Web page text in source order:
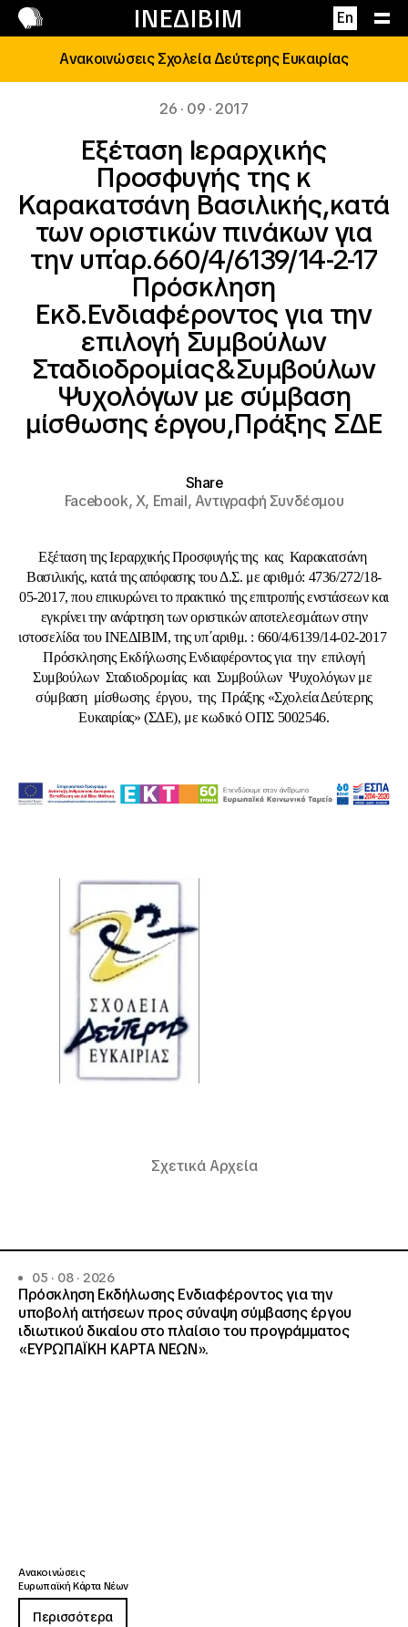
ΙΝΕΔΙΒΙΜ En
Επικοινωνία
Ανακοινώσεις Σχολεία Δεύτερης Ευκαιρίας
26 · 09 · 2017
Εξέταση Ιεραρχικής
Προσφυγής της κ
Καρακατσάνη Βασιλικής,κατά
των οριστικών πινάκων για
την υπ΄αρ.660/4/6139/14-2-17
Πρόσκληση
Εκδ.Ενδιαφέροντος για την
επιλογή Συμβούλων
Σταδιοδρομίας&Συμβούλων
Ψυχολόγων με σύμβαση
μίσθωσης έργου,Πράξης ΣΔΕ
Share
Facebook,X, Email,Αντιγραφή Συνδέσμου
Εξέταση της Ιεραρχικής Προσφυγής της κας Καρακατσάνη
Βασιλικής, κατά της απόφασης του Δ.Σ. με αριθμό: 4736/272/18-
05-2017, που επικυρώνει το πρακτικό της επιτροπής ενστάσεων και
εγκρίνει την ανάρτηση των οριστικών αποτελεσμάτων στην
ιστοσελίδα του ΙΝΕΔΙΒΙΜ, της υπ΄αριθμ. : 660/4/6139/14-02-2017
Πρόσκλησης Εκδήλωσης Ενδιαφέροντος για την επιλογή
Συμβούλων Σταδιοδρομίας και Συμβούλων Ψυχολόγων με
σύμβαση μίσθωσης έργου, της Πράξης «Σχολεία Δεύτερης
Ευκαιρίας» (ΣΔΕ), με κωδικό ΟΠΣ 5002546.
Σχετικά Αρχεία
05 · 08 · 2026
Πρόσκληση Εκδήλωσης Ενδιαφέροντος για την
υποβολή αιτήσεων προς σύναψη σύμβασης έργου
ιδιωτικού δικαίου στο πλαίσιο του προγράμματος
«ΕΥΡΩΠΑΪΚΗ ΚΑΡΤΑ ΝΕΩΝ».
Ανακοινώσεις
Ευρωπαϊκή Κάρτα Νέων
Περισσότερα